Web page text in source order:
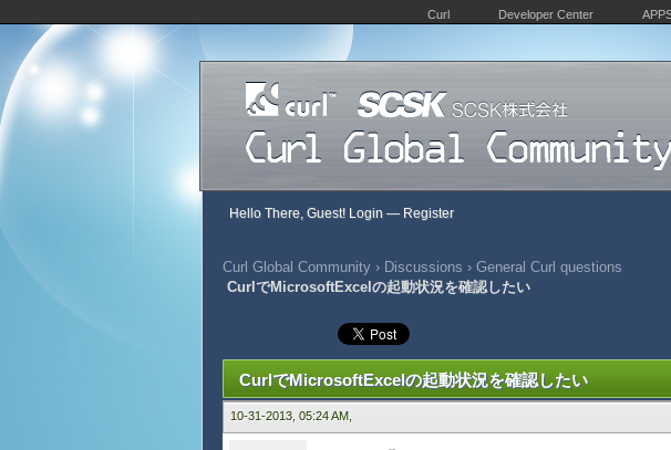
Curl Developer Center
Hello There, Guest! Login — Register
Curl Global Community › Discussions › General Curl questions
CurlでMicrosoftExcelの起動状況を確認したい
CurlでMicrosoftExcelの起動状況を確認したい
10-31-2013, 05:24 AM,